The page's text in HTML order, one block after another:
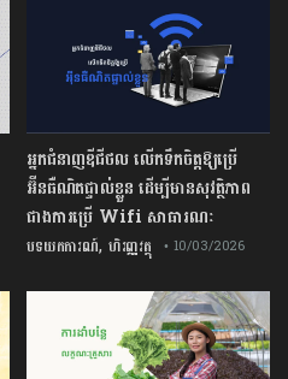
អ្នកជំនាញឌីជីថល លើកទឹកចិត្តឱ្យប្រើ
អ៊ីនធឺណិតផ្ទាល់ខ្លួន ដើម្បីមានសុវត្ថិភាព
ជាងការប្រើ Wifi​ សាធារណៈ
បទយកការណ៍, ហិរញ្ញវត្ថុ • 10/03/2026